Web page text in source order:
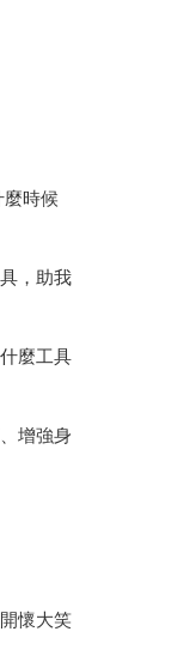
時候
，助我
麼工具
增強身
懷大笑